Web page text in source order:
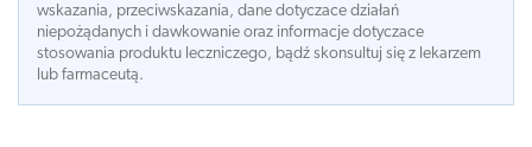
wskazania, przeciwskazania, dane dotyczace działań
niepożądanych i dawkowanie oraz informacje dotyczace
stosowania produktu leczniczego, bądź skonsultuj się z lekarzem
lub farmaceutą.